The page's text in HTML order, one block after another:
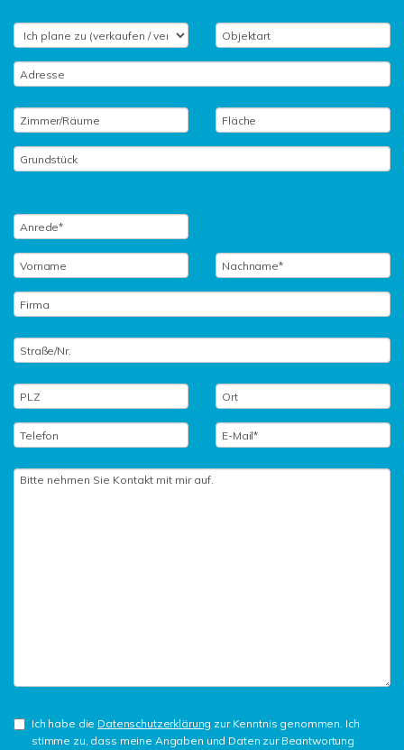
Ich habe die Datenschutzerklärung zur Kenntnis genommen. Ich
stimme zu, dass meine Angaben und Daten zur Beantwortung